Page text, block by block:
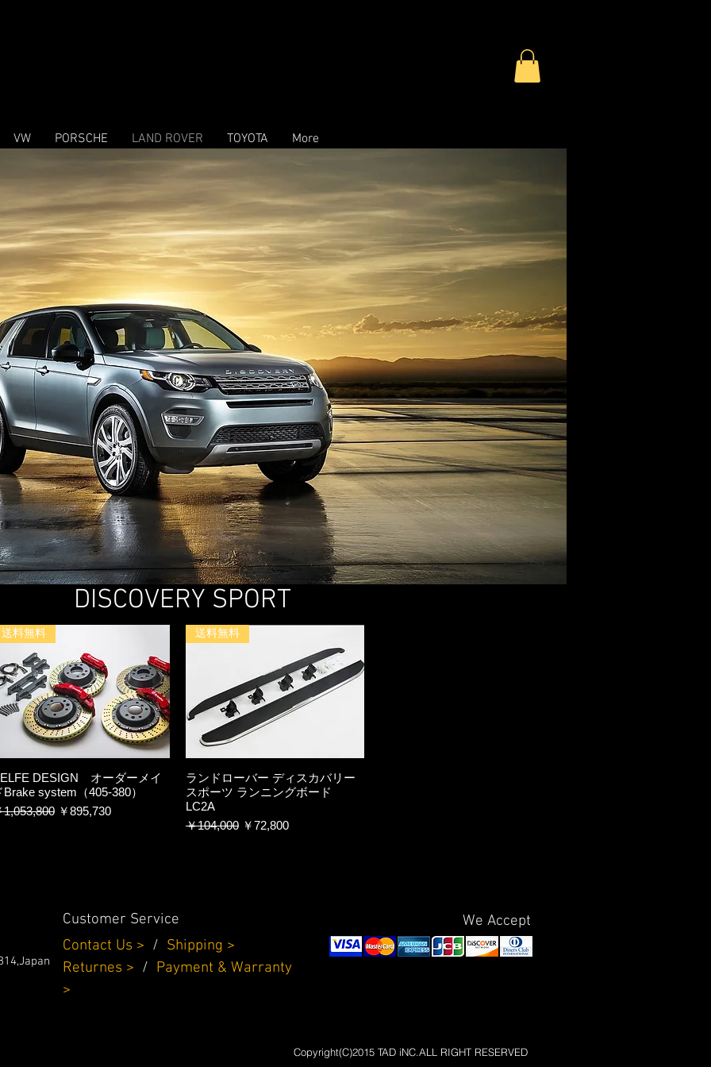
VW PORSCHE LAND ROVER TOYOTA More
DISCOVERY SPORT
送料無料
DESIGN オーダーメイ
Brake system（405-380）
常価格
1,053,800 セール価格
￥895,730
送料無料
ランドローバー ディスカバリー
スポーツ ランニングボード
LC2A
通常価格
￥104,000 セール価格
￥72,800
Customer Service
Contact Us > / Shipping >
Returnes > / Payment & Warranty
>
We Accept
Copyright(C)2015 TAD iNC.ALL RIGHT RESERVED